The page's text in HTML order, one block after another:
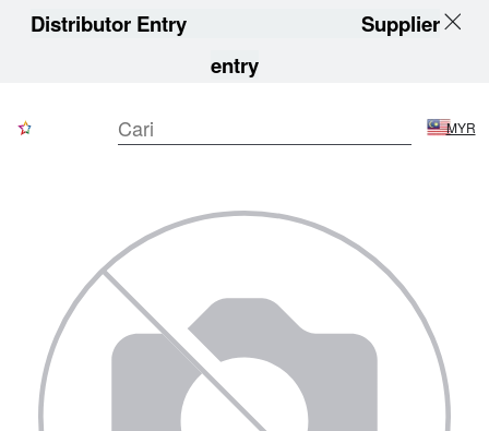
Distributor Entry
Supplier
entry
MYR